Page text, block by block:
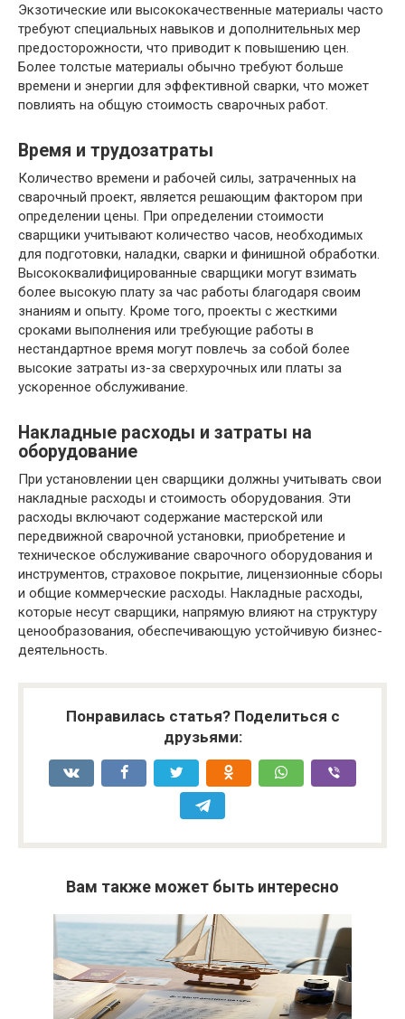
Экзотические или высококачественные материалы часто
требуют специальных навыков и дополнительных мер
предосторожности, что приводит к повышению цен.
Более толстые материалы обычно требуют больше
времени и энергии для эффективной сварки, что может
повлиять на общую стоимость сварочных работ.
Время и трудозатраты
Количество времени и рабочей силы, затраченных на
сварочный проект, является решающим фактором при
определении цены. При определении стоимости
сварщики учитывают количество часов, необходимых
для подготовки, наладки, сварки и финишной обработки.
Высококвалифицированные сварщики могут взимать
более высокую плату за час работы благодаря своим
знаниям и опыту. Кроме того, проекты с жесткими
сроками выполнения или требующие работы в
нестандартное время могут повлечь за собой более
высокие затраты из-за сверхурочных или платы за
ускоренное обслуживание.
Накладные расходы и затраты на
оборудование
При установлении цен сварщики должны учитывать свои
накладные расходы и стоимость оборудования. Эти
расходы включают содержание мастерской или
передвижной сварочной установки, приобретение и
техническое обслуживание сварочного оборудования и
инструментов, страховое покрытие, лицензионные сборы
и общие коммерческие расходы. Накладные расходы,
которые несут сварщики, напрямую влияют на структуру
ценообразования, обеспечивающую устойчивую бизнес-
деятельность.
Понравилась статья? Поделиться с
друзьями:
Вам также может быть интересно